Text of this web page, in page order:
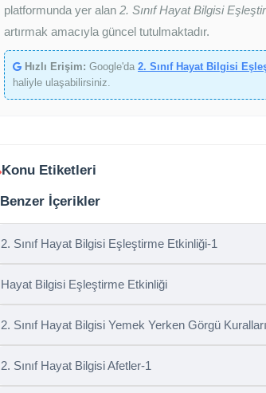
platformunda yer alan 2. Sınıf Hayat Bilgisi
artırmak amacıyla güncel tutulmaktadır.
Hızlı Erişim: Google'da 2. Sınıf Hayat Bilgisi
haliyle ulaşabilirsiniz.
Konu Etiketleri
Benzer İçerikler
2. Sınıf Hayat Bilgisi Eşleştirme Etkinliği-1
Hayat Bilgisi Eşleştirme Etkinliği
2. Sınıf Hayat Bilgisi Yemek Yerken Görgü Kuralları
2. Sınıf Hayat Bilgisi Afetler-1